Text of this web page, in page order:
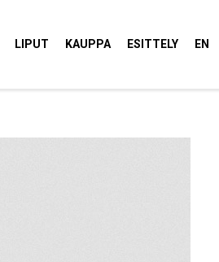
LIPUT KAUPPA ESITTELY EN